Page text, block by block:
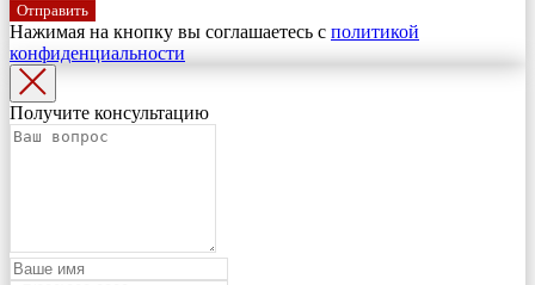
Отправить
Нажимая на кнопку вы соглашаетесь с политикой
конфиденциальности
Получите консультацию